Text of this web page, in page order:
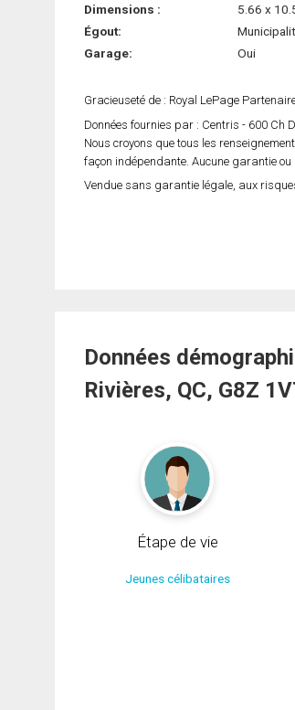
Dimensions :
5.66 x
Égout:
Garage:
Oui
Gracieuseté de : Royal LePage
Données fournies par : Centris - 600 Ch
Nous croyons que tous les
façon indépendante. Aucune garantie ou
Vendue sans garantie légale, aux
Données
Rivières, QC, G8Z
Étape de vie
Jeunes célibataires